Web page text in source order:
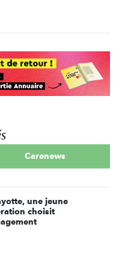
Carenews
une jeune
choisit